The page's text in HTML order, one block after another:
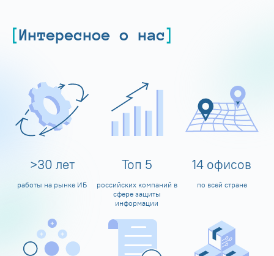
Интересное о нас
>30 лет
работы на рынке ИБ
Топ 5
российских компаний в
сфере защиты
информации
14 офисов
по всей стране